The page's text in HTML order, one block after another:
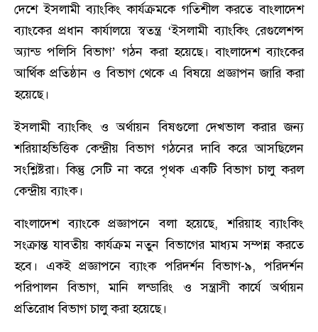
দেশে ইসলামী ব্যাংকিং কার্যক্রমকে গতিশীল করতে বাংলাদেশ
ব্যাংকের প্রধান কার্যালয়ে স্বতন্ত্র ‘ইসলামী ব্যাংকিং রেগুলেশন্স
অ্যান্ড পলিসি বিভাগ’ গঠন করা হয়েছে। বাংলাদেশ ব্যাংকের
আর্থিক প্রতিষ্ঠান ও বিভাগ থেকে এ বিষয়ে প্রজ্ঞাপন জারি করা
হয়েছে।
ইসলামী ব্যাংকিং ও অর্থায়ন বিষগুলো দেখভাল করার জন্য
শরিয়াহভিত্তিক কেন্দ্রীয় বিভাগ গঠনের দাবি করে আসছিলেন
সংশ্লিষ্টরা। কিন্তু সেটি না করে পৃথক একটি বিভাগ চালু করল
কেন্দ্রীয় ব্যাংক।
বাংলাদেশ ব্যাংকে প্রজ্ঞাপনে বলা হয়েছে, শরিয়াহ ব্যাংকিং
সংক্রান্ত যাবতীয় কার্যক্রম নতুন বিভাগের মাধ্যম সম্পন্ন করতে
হবে। একই প্রজ্ঞাপনে ব্যাংক পরিদর্শন বিভাগ-৯, পরিদর্শন
পরিপালন বিভাগ, মানি লন্ডারিং ও সন্ত্রাসী কার্যে অর্থায়ন
প্রতিরোধ বিভাগ চালু করা হয়েছে।